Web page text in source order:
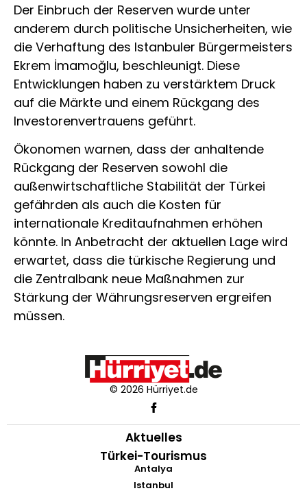
Der Einbruch der Reserven wurde unter
anderem durch politische Unsicherheiten, wie
die Verhaftung des Istanbuler Bürgermeisters
Ekrem İmamoğlu, beschleunigt. Diese
Entwicklungen haben zu verstärktem Druck
auf die Märkte und einem Rückgang des
Investorenvertrauens geführt.
Ökonomen warnen, dass der anhaltende
Rückgang der Reserven sowohl die
außenwirtschaftliche Stabilität der Türkei
gefährden als auch die Kosten für
internationale Kreditaufnahmen erhöhen
könnte. In Anbetracht der aktuellen Lage wird
erwartet, dass die türkische Regierung und
die Zentralbank neue Maßnahmen zur
Stärkung der Währungsreserven ergreifen
müssen.
© 2026 Hürriyet.de
Aktuelles
Türkei-Tourismus
Antalya
Istanbul